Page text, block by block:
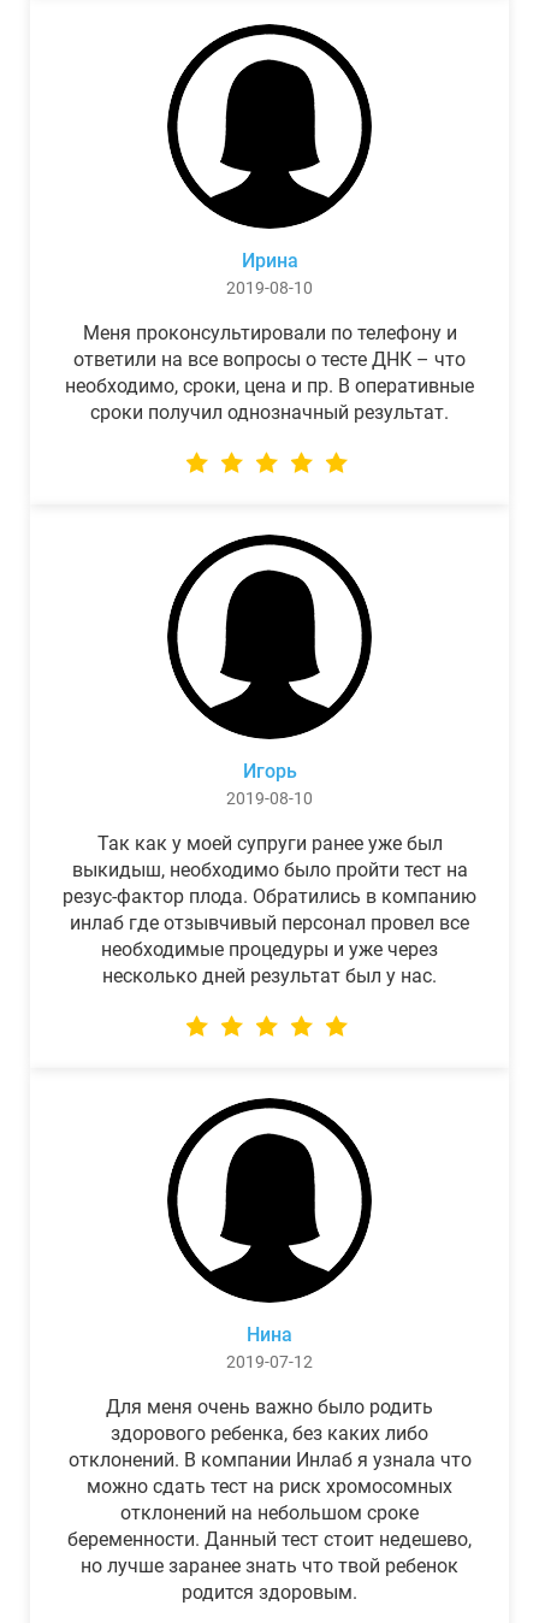
Ирина
2019-08-10
Меня проконсультировали по телефону и
ответили на все вопросы о тесте ДНК – что
необходимо, сроки, цена и пр. В оперативные
сроки получил однозначный результат.
Игорь
2019-08-10
Так как у моей супруги ранее уже был
выкидыш, необходимо было пройти тест на
резус-фактор плода. Обратились в компанию
инлаб где отзывчивый персонал провел все
необходимые процедуры и уже через
несколько дней результат был у нас.
Нина
2019-07-12
Для меня очень важно было родить
здорового ребенка, без каких либо
отклонений. В компании Инлаб я узнала что
можно сдать тест на риск хромосомных
отклонений на небольшом сроке
беременности. Данный тест стоит недешево,
но лучше заранее знать что твой ребенок
родится здоровым.